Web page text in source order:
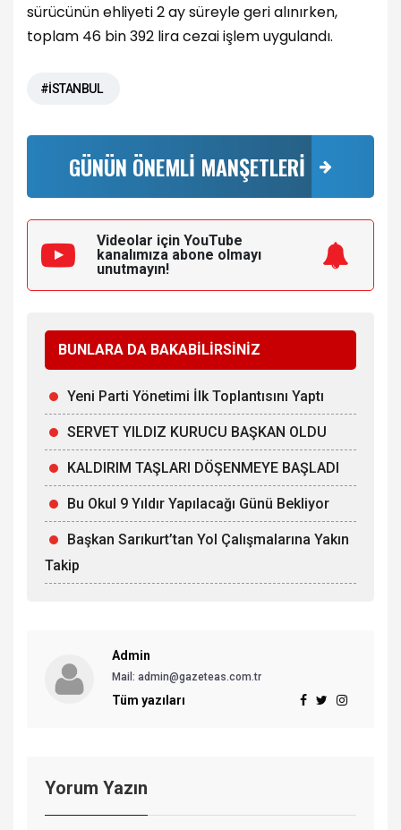
sürücünün ehliyeti 2 ay süreyle geri alınırken,
toplam 46 bin 392 lira cezai işlem uygulandı.
#İSTANBUL
GÜNÜN ÖNEMLİ MANŞETLERİ
Videolar için YouTube
kanalımıza abone olmayı
unutmayın!
BUNLARA DA BAKABİLİRSİNİZ
Yeni Parti Yönetimi İlk Toplantısını Yaptı
SERVET YILDIZ KURUCU BAŞKAN OLDU
KALDIRIM TAŞLARI DÖŞENMEYE BAŞLADI
Bu Okul 9 Yıldır Yapılacağı Günü Bekliyor
Başkan Sarıkurt’tan Yol Çalışmalarına Yakın
Takip
Admin
Mail: admin@gazeteas.com.tr
Tüm yazıları
Yorum Yazın